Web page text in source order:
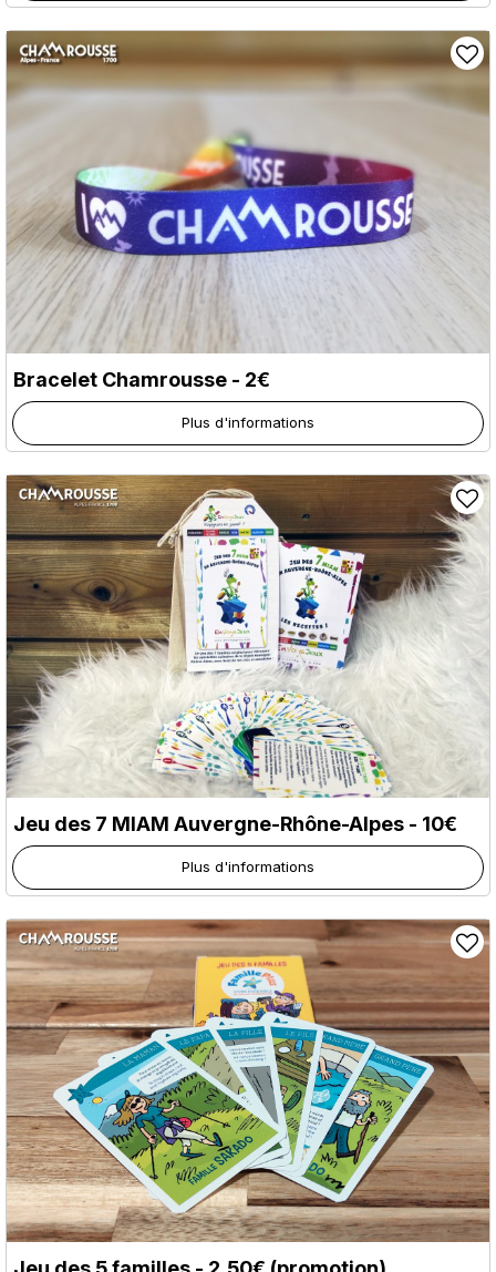
Bracelet Chamrousse - 2€
Plus d'informations
Jeu des 7 MIAM Auvergne-Rhône-Alpes - 10€
Plus d'informations